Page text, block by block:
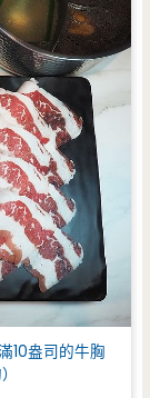
10盎司的牛胸